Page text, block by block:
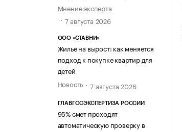
Мнение эксперта
7 августа 2026
ООО «СТАВНИ»
Жилье на вырост: как меняется
подход к покупке квартир для
детей
Новость
7 августа 2026
ГЛАВГОСЭКСПЕРТИЗА РОССИИ
95% смет проходят
автоматическую проверку в